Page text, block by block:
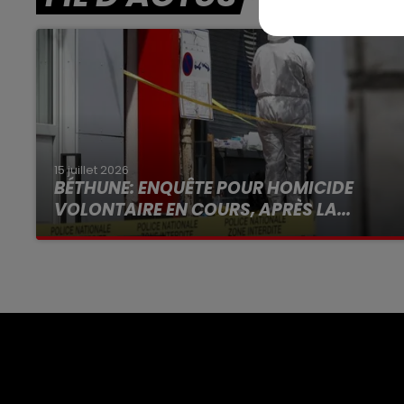
15 juillet 2026
BÉTHUNE: ENQUÊTE POUR HOMICIDE
VOLONTAIRE EN COURS, APRÈS LA...
Selon les premiers éléments, le logement